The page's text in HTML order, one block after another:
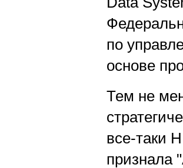
по
основе
Тем не
все-таки
признала